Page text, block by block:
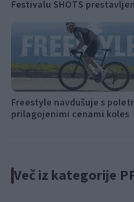
Festivalu SHOTS
Freestyle navdušuje s
prilagojenimi cenami koles
Več iz kategorije